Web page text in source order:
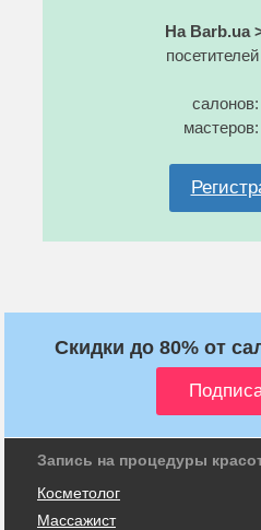
На Barb.ua
салонов:
мастеров:
Скидки до 80% от
Запись на процедуры
Косметолог
Массажист